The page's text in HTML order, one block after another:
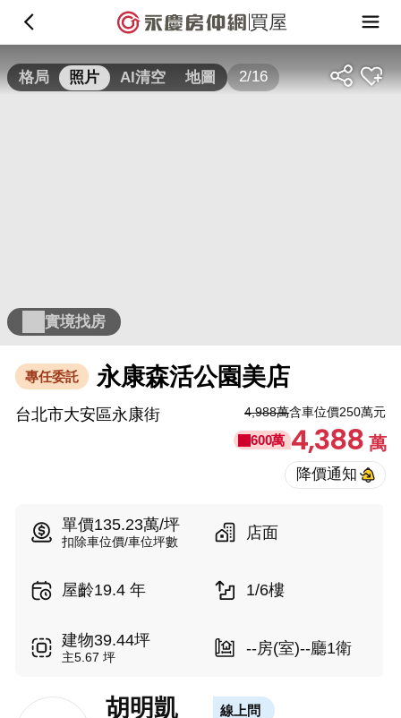
買屋
格局 照片 AI清空 地圖 2/16
實境找房
專任委託 永康森活公園美店
台北市大安區永康街 4,988萬含車位價250萬元
600萬 4,388萬
單價135.23萬/坪
扣除車位價/車位坪數 店面
屋齡19.4 年 1/6樓
建物39.44坪
主5.67 坪 --房(室)--廳1衛
胡明凱 線上問